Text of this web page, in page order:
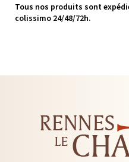
Tous nos produits sont
colissimo 24/48/72h.